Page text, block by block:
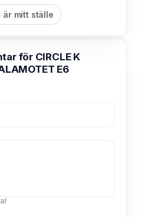
är mitt ställe
för CIRCLE K
E6